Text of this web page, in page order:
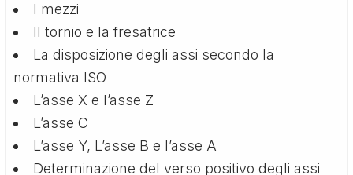
I mezzi
Il tornio e la fresatrice
La disposizione degli assi secondo la
normativa ISO
L’asse X e l’asse Z
L’asse C
L’asse Y, L’asse B e l’asse A
Determinazione del verso positivo degli assi